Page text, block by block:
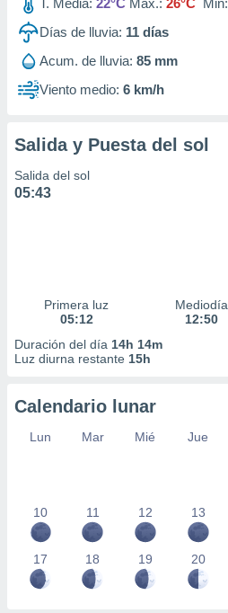
T. Media: 22°C Max.: 26°C Min:
Días de lluvia: 11 días
Acum. de lluvia: 85 mm
Viento medio: 6 km/h
Salida y Puesta del sol
Salida del sol
05:43
Primera luz
05:12
Mediodía
12:50
Duración del día 14h 14m
Luz diurna restante 15h
Calendario lunar
Lun Mar Mié Jue
10 11 12 13
17 18 19 20